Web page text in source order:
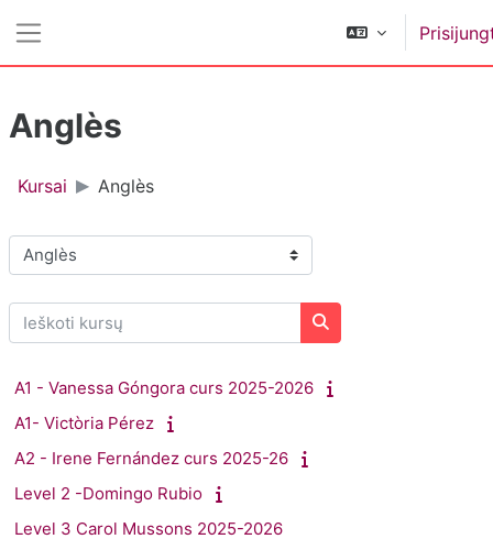
Anglès
Kursai Anglès
Kursų kategorijos
Ieškoti kursų
Ieškoti kursų
A1 - Vanessa Góngora curs 2025-2026
A1- Victòria Pérez
A2 - Irene Fernández curs 2025-26
Level 2 -Domingo Rubio
Level 3 Carol Mussons 2025-2026